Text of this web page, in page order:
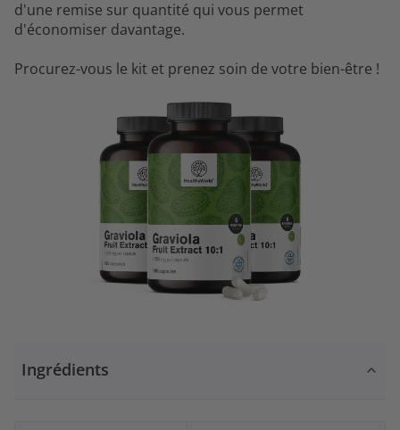
d'une remise sur quantité qui vous permet
d'économiser davantage.
Procurez-vous le kit et prenez soin de votre bien-être !
Ingrédients